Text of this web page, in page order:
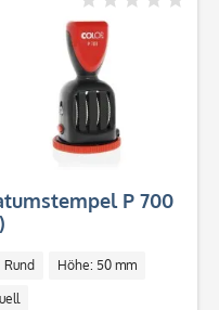
P 700
Rund Höhe: 50 mm